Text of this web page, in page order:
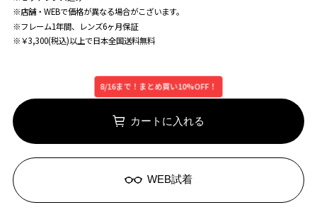
※店舗・WEBで価格が異なる場合がこざいます。
※フレーム1年間、レンズ6ヶ月保証
※￥3,300(税込)以上で日本全国送料無料
8/16まで！まとめ買い10%OFF！
カートに入れる
WEB試着